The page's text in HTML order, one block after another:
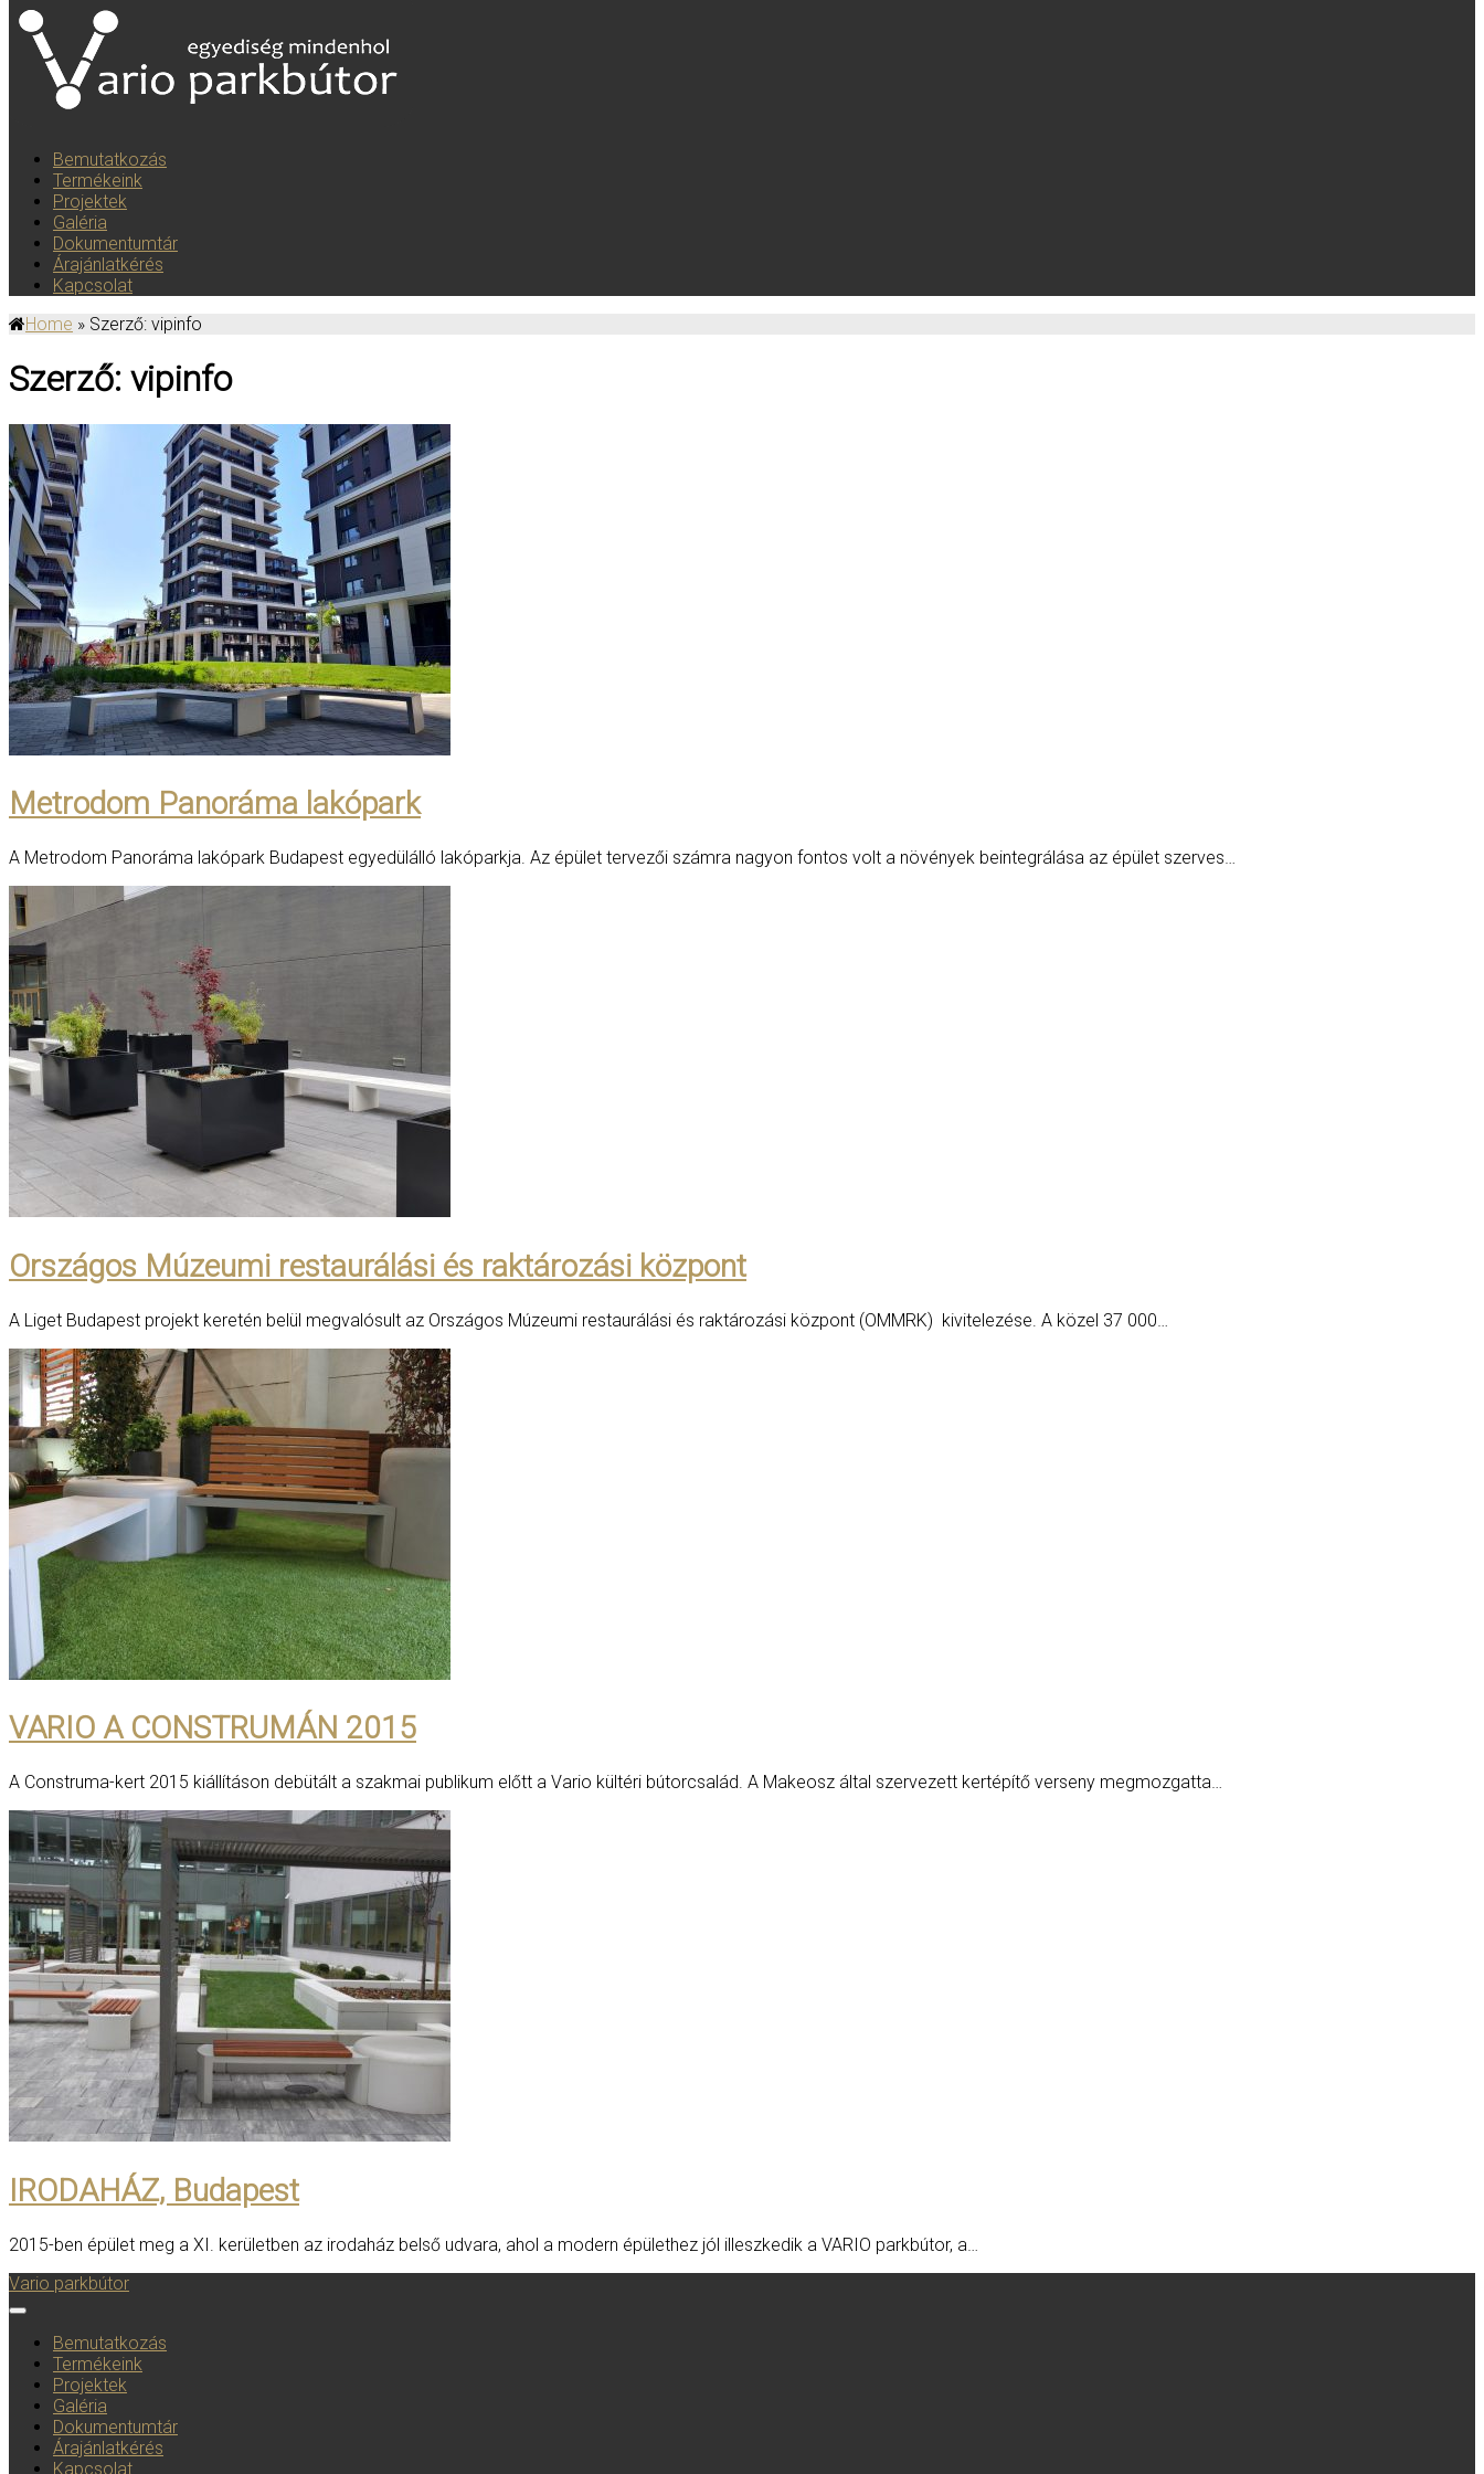
Bemutatkozás
Termékeink
Projektek
Galéria
Dokumentumtár
Árajánlatkérés
Kapcsolat
Home » Szerző: vipinfo
Szerző: vipinfo
Metrodom Panoráma lakópark
A Metrodom Panoráma lakópark Budapest egyedülálló lakóparkja. Az épület tervezői számra nagyon fontos volt a növények beintegrálása az épület szerves…
Országos Múzeumi restaurálási és raktározási központ
A Liget Budapest projekt keretén belül megvalósult az Országos Múzeumi restaurálási és raktározási központ (OMMRK) kivitelezése. A közel 37 000…
VARIO A CONSTRUMÁN 2015
A Construma-kert 2015 kiállításon debütált a szakmai publikum előtt a Vario kültéri bútorcsalád. A Makeosz által szervezett kertépítő verseny megmozgatta…
IRODAHÁZ, Budapest
2015-ben épület meg a XI. kerületben az irodaház belső udvara, ahol a modern épülethez jól illeszkedik a VARIO parkbútor, a…
Vario parkbútor
Toggle navigation
Bemutatkozás
Termékeink
Projektek
Galéria
Dokumentumtár
Árajánlatkérés
Kapcsolat